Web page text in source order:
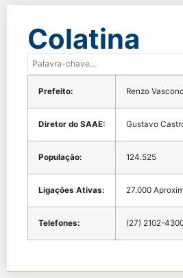
Colatina
Prefeito: Renzo
Diretor do SAAE: Gustavo
População: 124.525
Ligações Ativas: 27.000
Telefones: (27) 2102-